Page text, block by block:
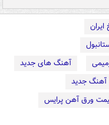
آهنگ های جدید
آهنگ جدید
ورق آهن پرایس